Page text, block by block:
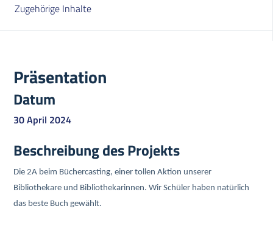
Zugehörige Inhalte
Präsentation
Datum
30 April 2024
Beschreibung des Projekts
Die 2A beim Büchercasting, einer tollen Aktion unserer
Bibliothekare und Bibliothekarinnen. Wir Schüler haben natürlich
das beste Buch gewählt.